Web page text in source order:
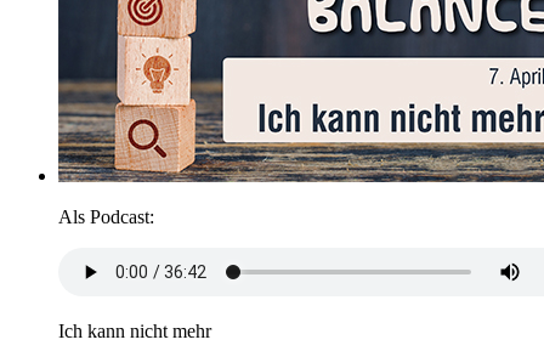
Als Podcast:
Ich kann nicht mehr